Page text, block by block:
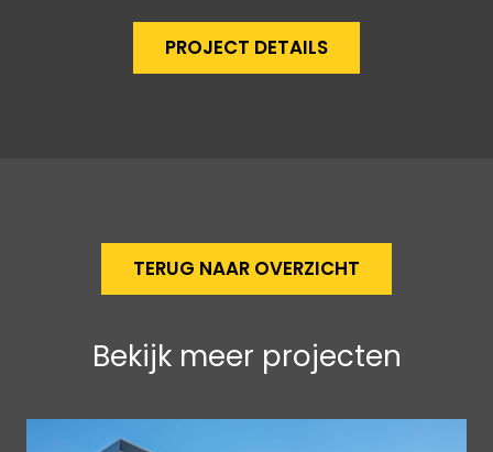
PROJECT DETAILS
TERUG NAAR OVERZICHT
Bekijk meer projecten